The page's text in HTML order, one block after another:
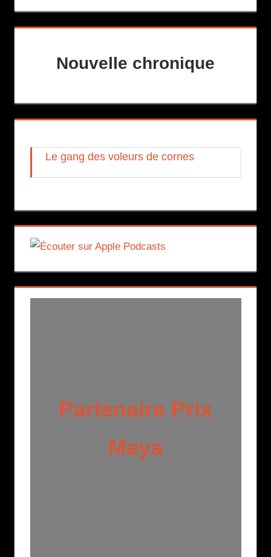
Nouvelle chronique
Le gang des voleurs de cornes
Partenaire Prix
Maya